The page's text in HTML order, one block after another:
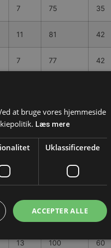
7 75 35
11 81 42
7 77 42
8 81.5 42
13 91 51.5
51.5
13 100 60
at bruge vores hjemmeside
Læs mere
Uklassificerede
ACCEPTER ALLE